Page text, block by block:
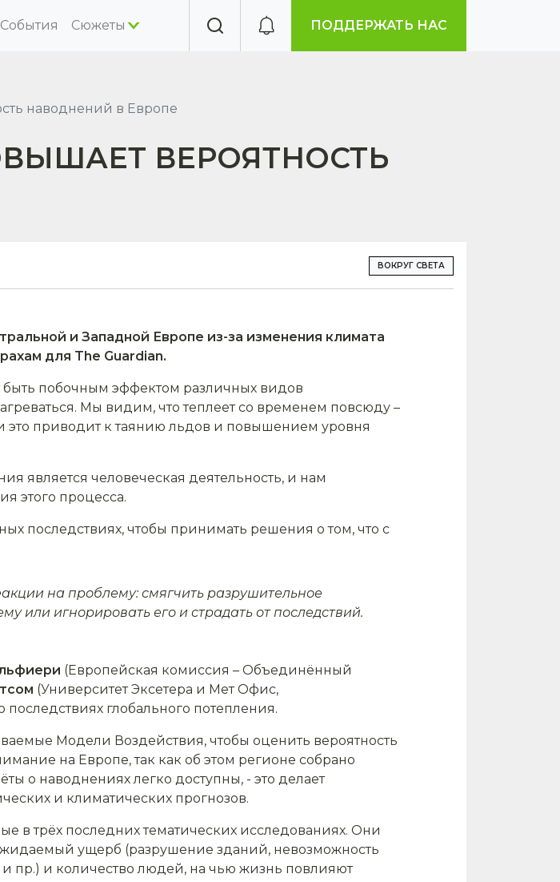
События Сюжеты ПОДДЕРЖАТЬ НАС
наводнений в Европе
ВЕРОЯТНОСТЬ
ВОКРУГ СВЕТА
и Западной Европе из-за изменения климата
для The Guardian.
быть побочным эффектом различных видов
Мы видим, что теплеет со временем повсюду –
и это приводит к таянию льдов и повышением уровня
является человеческая деятельность, и нам
этого процесса.
последствиях, чтобы принимать решения о том, что с
на проблему: смягчить разрушительное
или игнорировать его и страдать от последствий.
(Европейская комиссия – Объединённый
(Университет Эксетера и Мет Офис,
глобального потепления.
Модели Воздействия, чтобы оценить вероятность
на Европе, так как об этом регионе собрано
о наводнениях легко доступны, - это делает
и климатических прогнозов.
в трёх последних тематических исследованиях. Они
ущерб (разрушение зданий, невозможность
и пр.) и количество людей, на чью жизнь повлияют